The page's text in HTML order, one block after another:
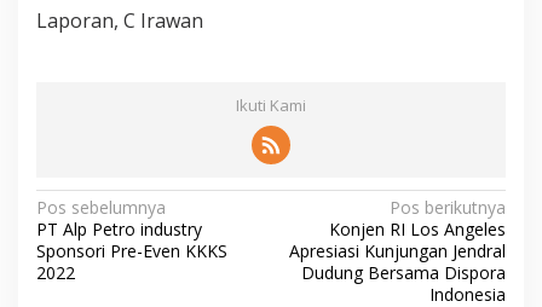
Laporan, C Irawan
Ikuti Kami
N
a
v
Pos sebelumnya
PT Alp Petro industry
Sponsori Pre-Even KKKS
2022
Pos berikutnya
Konjen RI Los Angeles
Apresiasi Kunjungan Jendral
Dudung Bersama Dispora
Indonesia